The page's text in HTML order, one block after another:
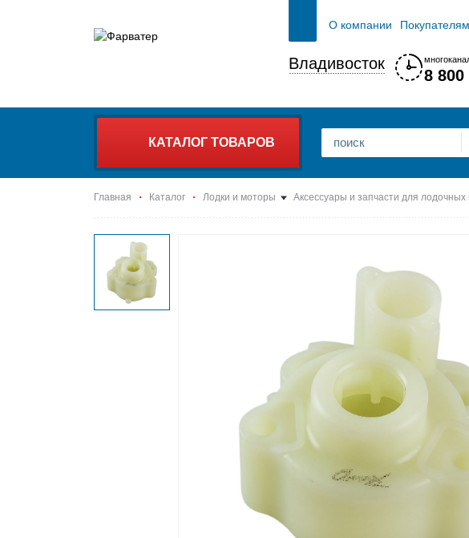
О компании Покупателям
Владивосток
8 800
КАТАЛОГ ТОВАРОВ
Главная Каталог Лодки и моторы Аксессуары и запчасти для лодочных